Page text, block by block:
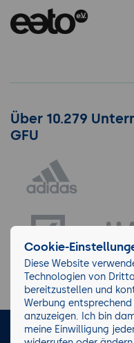
Über 10.279
GFU
Cookie-
Diese Website
Technologien von
bereitzustellen und
Werbung
anzuzeigen. Ich bin
meine Einwilligung